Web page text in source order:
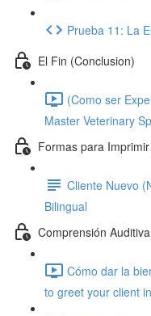
Prueba 11: La
El Fin (Conclusion)
(Como ser
Master Veterinary
Formas para
Cliente Nuevo
Bilingual
Comprensión
Cómo dar la
to greet your client